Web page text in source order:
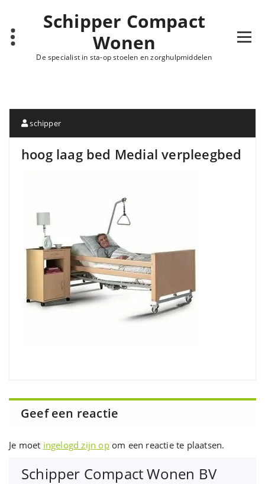
Schipper Compact
Wonen
De specialist in sta-op stoelen en zorghulpmiddelen
schipper
hoog laag bed Medial verpleegbed
Geef een reactie
Je moet ingelogd zijn opom een reactie te plaatsen.
Schipper Compact Wonen BV